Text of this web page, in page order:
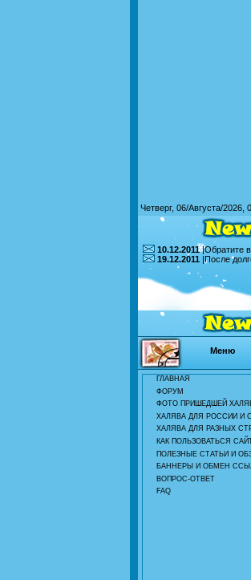
Четверг, 06/Августа/2026,
10.12.2011|Обратите
19.12.2011 |После
Меню
ГЛАВНАЯ
ФОРУМ
ФОТО ПРИШЕДШЕЙ
ХАЛЯВА ДЛЯ РОССИИ И
ХАЛЯВА ДЛЯ РАЗНЫХ
КАК ПОЛЬЗОВАТЬСЯ
ПОЛЕЗНЫЕ СТАТЬИ И
БАННЕРЫ И ОБМЕН
ВОПРОС-ОТВЕТ
FAQ